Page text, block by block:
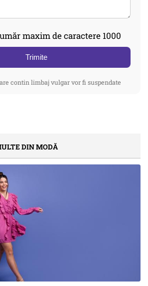
maxim de caractere 1000
Trimite
contin limbaj vulgar vor fi suspendate
DIN MODĂ